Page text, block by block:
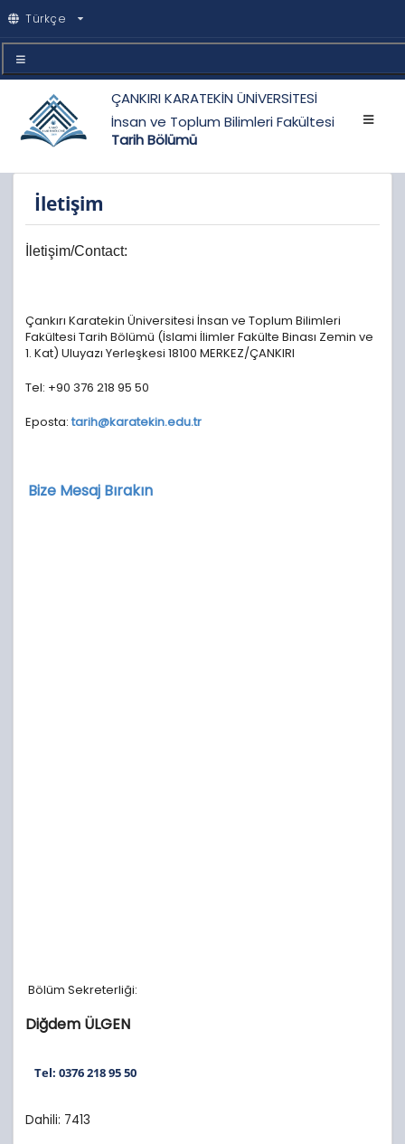
Türkçe
ÇANKIRI KARATEKİN ÜNİVERSİTESİ
İnsan ve Toplum Bilimleri Fakültesi
Tarih Bölümü
İletişim
İletişim/Contact:
Çankırı Karatekin Üniversitesi İnsan ve Toplum Bilimleri
Fakültesi Tarih Bölümü (İslami İlimler Fakülte Binası Zemin ve
1. Kat) Uluyazı Yerleşkesi 18100 MERKEZ/ÇANKIRI
Tel: +90 376 218 95 50
Eposta: tarih@karatekin.edu.tr
Bize Mesaj Bırakın
Bölüm Sekreterliği:
Diğdem ÜLGEN
Tel: 0376 218 95 50
Dahili: 7413